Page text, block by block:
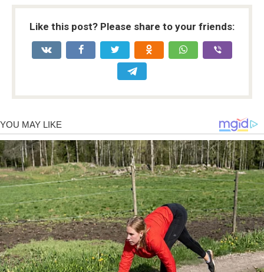
Like this post? Please share to your friends: